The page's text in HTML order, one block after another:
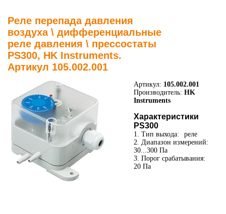
Реле перепада давления
воздуха \ дифференциальные
реле давления \ прессостаты
PS300, HK Instruments.
Артикул 105.002.001
Артикул: 105.002.001
Производитель: HK
Instruments
Характеристики
PS300
1. Тип выхода:
реле
2. Диапазон измерений:
30...300 Па
3. Порог срабатывания:
20 Па